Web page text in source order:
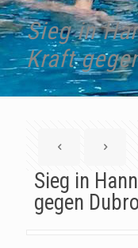
Sieg in
Kraft
Sieg in
gegen